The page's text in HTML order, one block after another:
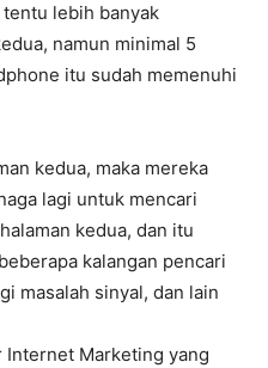
lebih banyak
namun minimal 5
itu sudah memenuhi
kedua, maka mereka
lagi untuk mencari
kedua, dan itu
kalangan pencari
masalah sinyal, dan lain
Internet Marketing yang